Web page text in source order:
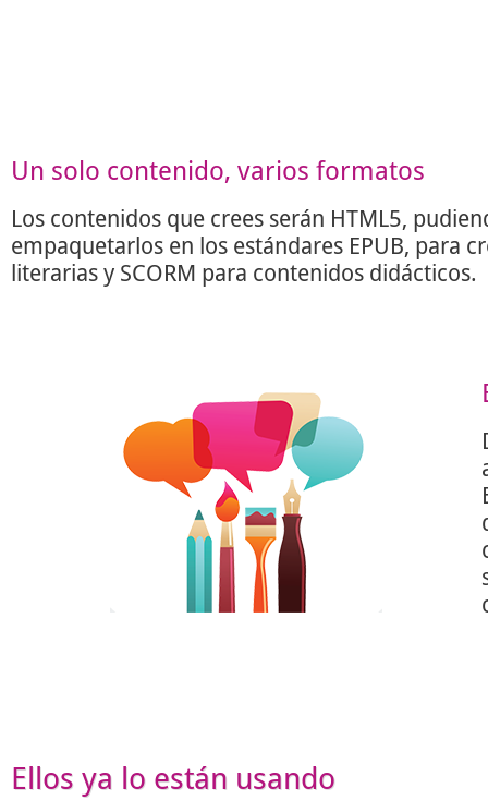
Un solo contenido, varios formatos
Los contenidos que crees serán HTML5,
empaquetarlos en los estándares EPUB, para
literarias y SCORM para contenidos didácticos.
Ellos ya lo están usando